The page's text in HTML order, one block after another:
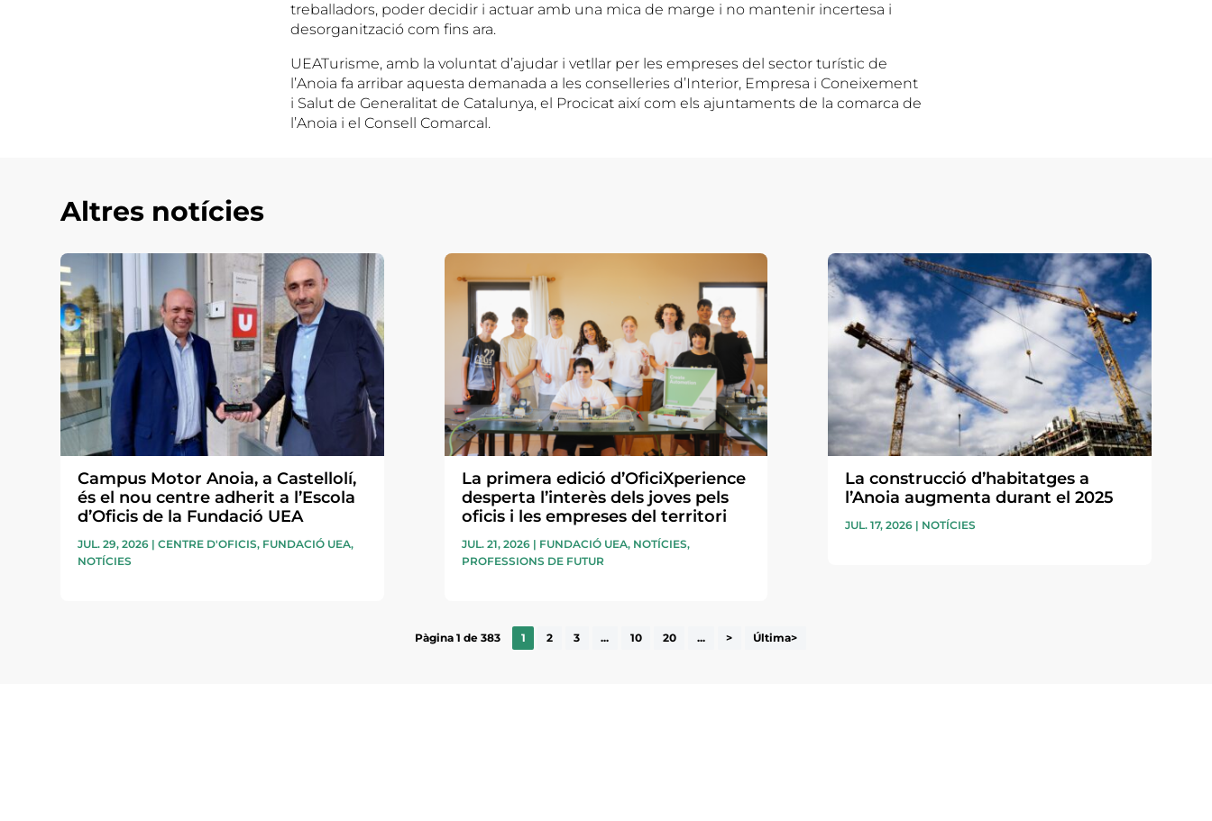
treballadors, poder decidir i actuar amb una mica de marge i no mantenir incertesa i
desorganització com fins ara.
UEATurisme, amb la voluntat d’ajudar i vetllar per les empreses del sector turístic de
l’Anoia fa arribar aquesta demanada a les conselleries d’Interior, Empresa i Coneixement
i Salut de Generalitat de Catalunya, el Procicat així com els ajuntaments de la comarca de
l’Anoia i el Consell Comarcal.
Altres notícies
Campus Motor Anoia, a Castellolí,
és el nou centre adherit a l’Escola
d’Oficis de la Fundació UEA
JUL. 29, 2026 |CENTRE D'OFICIS, FUNDACIÓ UEA,
NOTÍCIES
La primera edició d’OficiXperience
desperta l’interès dels joves pels
oficis i les empreses del territori
JUL. 21, 2026| FUNDACIÓ UEA, NOTÍCIES,
PROFESSIONS DE FUTUR
La construcció d’habitatges a
l’Anoia augmenta durant el 2025
JUL. 17, 2026| NOTÍCIES
Pàgina 1 de 383 1 2 3 ... 10 20 ... > Última>